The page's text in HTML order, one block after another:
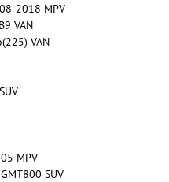
2018 MPV
VAN
VAN
MPV
SUV